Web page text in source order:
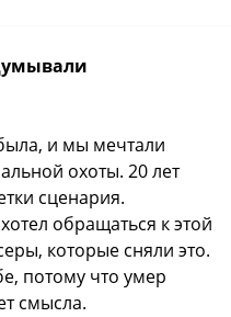
и мы мечтали
охоты. 20 лет
сценария.
обращаться к этой
которые сняли это.
потому что умер
смысла.